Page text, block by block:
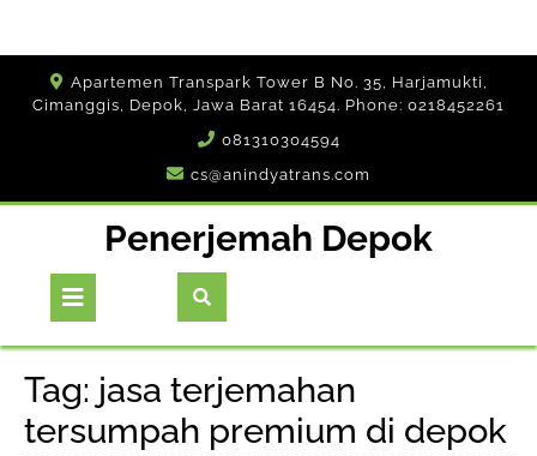
Apartemen Transpark Tower B No. 35, Harjamukti,
Cimanggis, Depok, Jawa Barat 16454. Phone: 0218452261
081310304594
cs@anindyatrans.com
Penerjemah Depok
Button
Tag: jasa terjemahan
tersumpah premium di depok